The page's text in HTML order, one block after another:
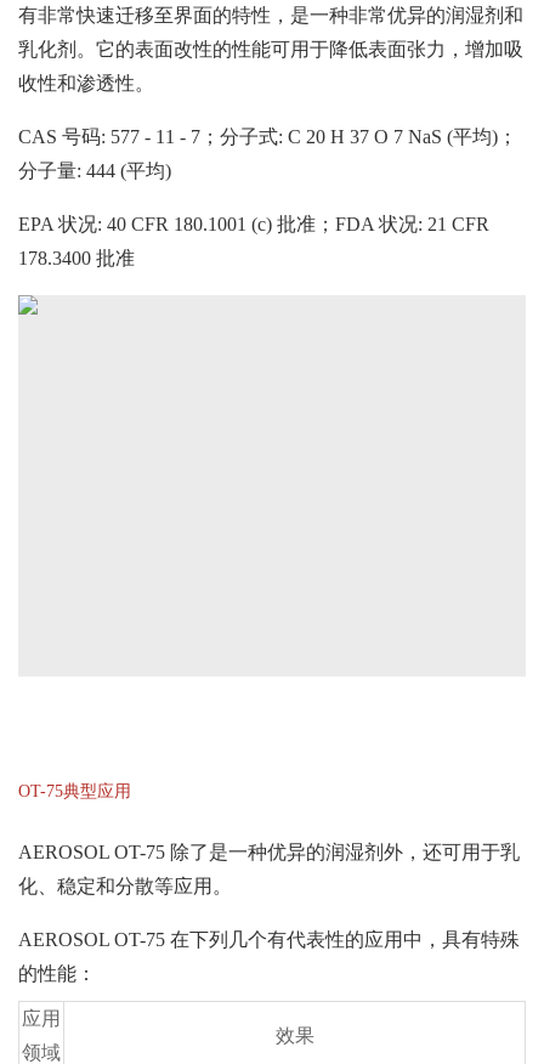
有非常快速迁移至界面的特性，是一种非常优异的润湿剂和
乳化剂。它的表面改性的性能可用于降低表面张力，增加吸
收性和渗透性。
CAS 号码: 577 - 11 - 7；分子式: C 20 H 37 O 7 NaS (平均)；
分子量: 444 (平均)
EPA 状况: 40 CFR 180.1001 (c) 批准；FDA 状况: 21 CFR
178.3400 批准
OT-75典型应用
AEROSOL OT-75 除了是一种优异的润湿剂外，还可用于乳
化、稳定和分散等应用。
AEROSOL OT-75 在下列几个有代表性的应用中，具有特殊
的性能：
应用
领域
效果